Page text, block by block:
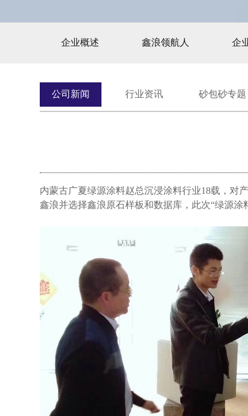
企业概述 鑫浪领航人 企
公司新闻 行业资讯 砂包砂专题
内蒙古广夏绿源涂料赵总沉浸涂料行业18载，对
鑫浪并选择鑫浪原石样板和数据库，此次“绿源涂